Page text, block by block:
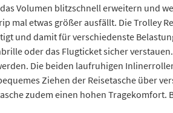
Volumen blitzschnell erweitern und
mal etwas größer ausfällt. Die Trolley
und damit für verschiedenste
oder das Flugticket sicher
Die beiden laufruhigen
Ziehen der Reisetasche über
zudem einen hohen Tragekomfort.